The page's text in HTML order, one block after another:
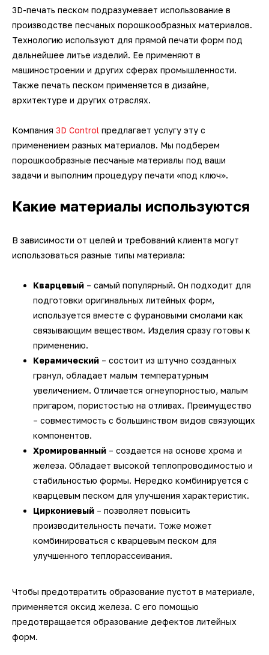
3D-печать песком подразумевает использование в
производстве песчаных порошкообразных материалов.
Технологию используют для прямой печати форм под
дальнейшее литье изделий. Ее применяют в
машиностроении и других сферах промышленности.
Также печать песком применяется в дизайне,
архитектуре и других отраслях.
Компания 3D Control предлагает услугу эту с
применением разных материалов. Мы подберем
порошкообразные песчаные материалы под ваши
задачи и выполним процедуру печати «под ключ».
Какие материалы используются
В зависимости от целей и требований клиента могут
использоваться разные типы материала:
Кварцевый – самый популярный. Он подходит для
подготовки оригинальных литейных форм,
используется вместе с фурановыми смолами как
связывающим веществом. Изделия сразу готовы к
применению.
Керамический – состоит из штучно созданных
гранул, обладает малым температурным
увеличением. Отличается огнеупорностью, малым
пригаром, пористостью на отливах. Преимущество
– совместимость с большинством видов связующих
компонентов.
Хромированный – создается на основе хрома и
железа. Обладает высокой теплопроводимостью и
стабильностью формы. Нередко комбинируется с
кварцевым песком для улучшения характеристик.
Циркониевый – позволяет повысить
производительность печати. Тоже может
комбинироваться с кварцевым песком для
улучшенного теплорассеивания.
Чтобы предотвратить образование пустот в материале,
применяется оксид железа. С его помощью
предотвращается образование дефектов литейных
форм.
датчики
Техническое 3D-зрение
Лазерные 2D проекторы
Программное обеспечение
Длиномеры
Системы фотограмметрии
Оптические измерительные
машины
Приборы для измерения профиля и
формы
метрологического оборудования
3D-сканеры для трекеров
Беспроводные контактные щупы
Аксессуары и оснастка для
трекеров
3D-сканеры для измерительных
рук
Аксессуары и оснастка для рук
Ручные 3D-сканеры ScanTech
Ручные 3D-сканеры Creaform
Ручные 3D-сканеры Scanform
Ручные 3D-сканеры ZG
Наземные 3D-сканеры Leica
Наземные 3D-сканеры АТЛАС
Наземные 3D-сканеры FARO
3D-сканеры для измерительных
Принадлежности для КИМ
Мультисенсорные измерительные
машины Unimetro
Фотограмметрические
измерительные системы V-STARS
Промышленные роботы KUKA
Автоматизированные станции
Hexagon
Автоматизированные станции
Индивидуальные разработки по
автоматизации
Автоматизация
производственных процессов
кг
Транспортные платформы KUKA
Мобильные роботы KUKA
3D-принтеры для печати гипсом
3D-принтеры для печати
полиамидами
3D-принтеры для печати
SLM-принтеры Sisma
Kinematics
ПО BendingStudio
ПО Metrolog Metrologic Group
ПО QUINDOS
ПО TezetCAD 3D Rohrsoftware
ПО Autodesk PowerINSPECT
ПО Inspire
ПО Volume Graphics
ПО TubeShaper
ПО GOM